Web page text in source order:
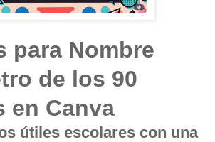
para Nombre
de los 90
en Canva
útiles escolares con una